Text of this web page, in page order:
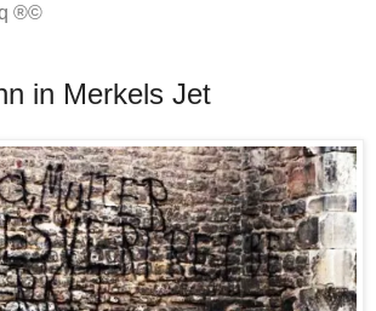
®©
in Merkels Jet